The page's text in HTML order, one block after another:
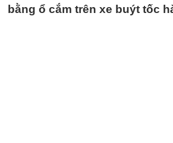
bằng ổ cắm trên xe buýt tốc